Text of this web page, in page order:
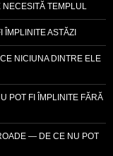
TEMPLUL
ASTĂZI
NICIUNA DINTRE ELE
POT FI ÎMPLINITE FĂRĂ
— DE CE NU POT